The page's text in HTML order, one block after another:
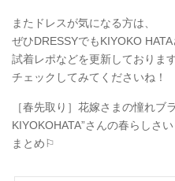
またドレスが気になる方は、
ぜひDRESSYでもKIYOKO
試着レポなどを更新しております
チェックしてみてくださいね！
［春先取り］花嫁さまの憧れブ
KIYOKOHATA”さんの春らしさ
まとめ⚐